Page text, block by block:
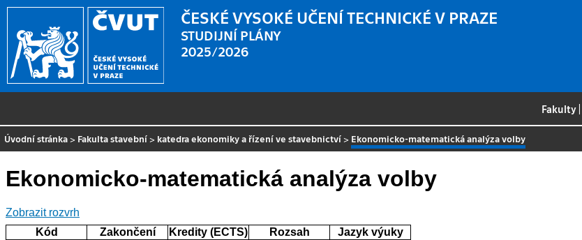
ČESKÉ VYSOKÉ UČENÍ TECHNICKÉ V PRAZE
STUDIJNÍ PLÁNY
2025/2026
Fakulty
Úvodní stránka > Fakulta stavební > katedra ekonomiky a řízení ve stavebnictví > Ekonomicko-matematická analýza volby
Ekonomicko-matematická analýza volby
Zobrazit rozvrh
Kód
Zakončení Kredity (ECTS) Rozsah
Jazyk výuky